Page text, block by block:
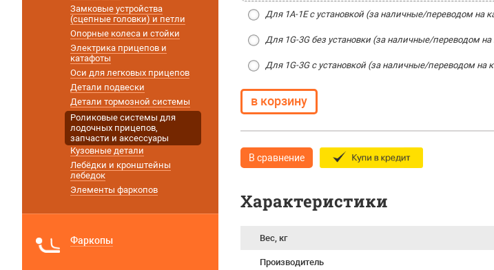
Для 1A-1E с установкой (за наличные/переводом на
Для 1G-3G без установки (за наличные/переводом на
Для 1G-3G с установкой (за наличные/переводом на
В сравнение
Характеристики
Вес, кг
Производитель
Замковые устройства
(сцепные головки) и петли
Опорные колеса и стойки
Электрика прицепов и
катафоты
Оси для легковых прицепов
Детали подвески
Детали тормозной системы
Роликовые системы для
лодочных прицепов,
запчасти и аксессуары
Кузовные детали
Лебёдки и кронштейны
лебедок
Элементы фаркопов
Фаркопы